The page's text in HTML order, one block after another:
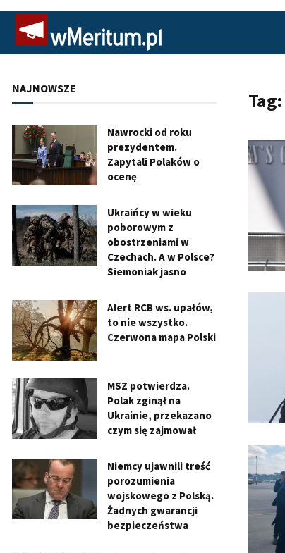
Tag:
NAJNOWSZE
Nawrocki od roku
prezydentem.
Zapytali Polaków o
ocenę
Ukraińcy w wieku
poborowym z
obostrzeniami w
Czechach. A w Polsce?
Siemoniak jasno
Alert RCB ws. upałów,
to nie wszystko.
Czerwona mapa Polski
MSZ potwierdza.
Polak zginął na
Ukrainie, przekazano
czym się zajmował
Niemcy ujawnili treść
porozumienia
wojskowego z Polską.
Żadnych gwarancji
bezpieczeństwa